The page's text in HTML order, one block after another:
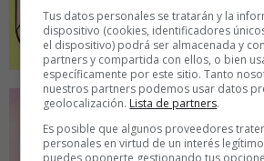
Tus datos personales se tratarán y la
dispositivo (cookies, identificadores
el dispositivo) podrá ser almacenada y
partners y compartida con ellos, o bien
específicamente por este sitio. Tanto
nuestros partners podemos usar datos
geolocalización. Lista de partners.
Es posible que algunos proveedores
personales en virtud de un interés
puedes oponerte gestionando tus